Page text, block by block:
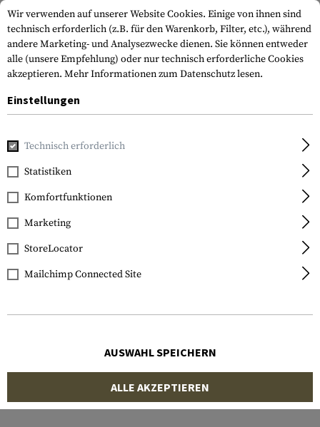
Home Waffenzubehör
Leapers
PRO AR15 Stubby
Muzzle Brake .223/5.56,
1/2'x28
Wir verwenden auf unserer Website Cookies. Einige von ihnen sind
technisch erforderlich (z.B. für den Warenkorb, Filter, etc.), während
andere Marketing- und Analysezwecke dienen. Sie können entweder
alle (unsere Empfehlung) oder nur technisch erforderliche Cookies
akzeptieren. Mehr Informationen zum Datenschutz lesen.
Einstellungen
Technisch erforderlich
Statistiken
Komfortfunktionen
Marketing
StoreLocator
Mailchimp Connected Site
AUSWAHL SPEICHERN
ALLE AKZEPTIEREN